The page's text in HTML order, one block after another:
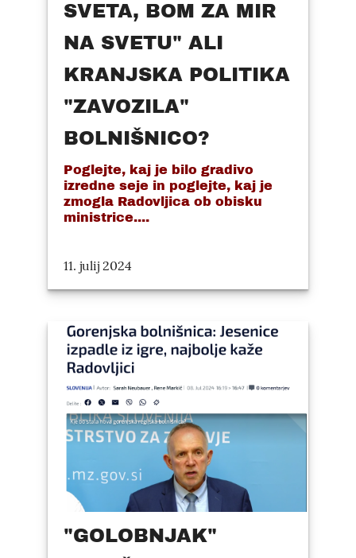
SVETA, BOM ZA MIR
NA SVETU" ALI
KRANJSKA POLITIKA
"ZAVOZILA"
BOLNIŠNICO?
Poglejte, kaj je bilo gradivo
izredne seje in poglejte, kaj je
zmogla Radovljica ob obisku
ministrice....
11. julij 2024
"GOLOBNJAK"